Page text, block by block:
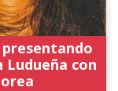
presentando
con